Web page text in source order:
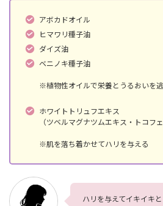
アボカドオイル
ヒマワリ種子油
ダイズ油
ベニノキ種子油
※植物性オイルで栄養とうるおいを
ホワイトトリュフエキス
（ツベルマグナツムエキス・トコフェ
※肌を落ち着かせてハリを与える
ハリを与えてイキイキ